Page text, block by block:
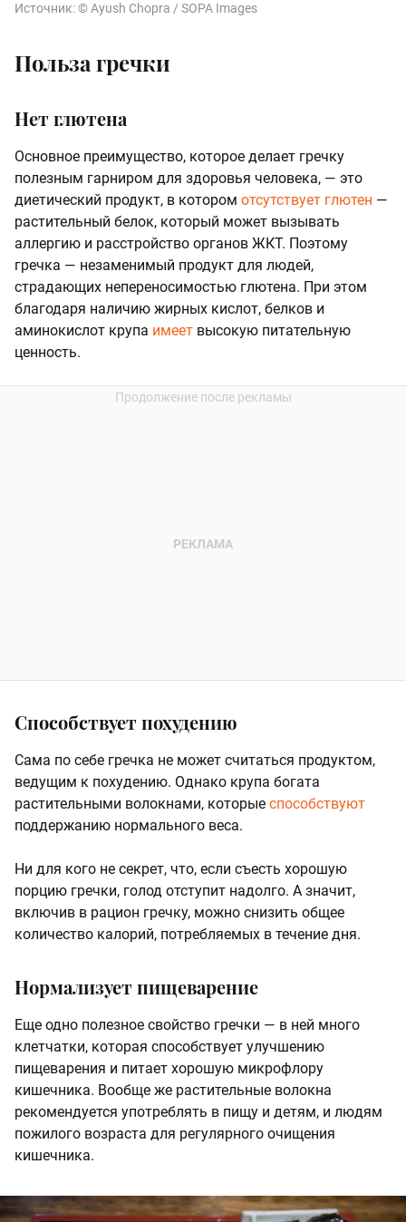
Источник:© Ayush Chopra / SOPA Images
Польза гречки
Нет глютена
Основное преимущество, которое делает гречку
полезным гарниром для здоровья человека, — это
диетический продукт, в котором отсутствует глютен —
растительный белок, который может вызывать
аллергию и расстройство органов ЖКТ. Поэтому
гречка — незаменимый продукт для людей,
страдающих непереносимостью глютена. При этом
благодаря наличию жирных кислот, белков и
аминокислот крупа имеет высокую питательную
ценность.
Способствует похудению
Сама по себе гречка не может считаться продуктом,
ведущим к похудению. Однако крупа богата
растительными волокнами, которые способствуют
поддержанию нормального веса.
Ни для кого не секрет, что, если съесть хорошую
порцию гречки, голод отступит надолго. А значит,
включив в рацион гречку, можно снизить общее
количество калорий, потребляемых в течение дня.
Нормализует пищеварение
Еще одно полезное свойство гречки — в ней много
клетчатки, которая способствует улучшению
пищеварения и питает хорошую микрофлору
кишечника. Вообще же растительные волокна
рекомендуется употреблять в пищу и детям, и людям
пожилого возраста для регулярного очищения
кишечника.